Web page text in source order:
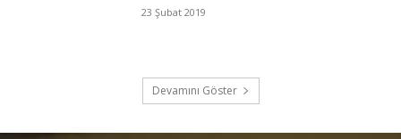
23 Şubat 2019
Devamını Göster